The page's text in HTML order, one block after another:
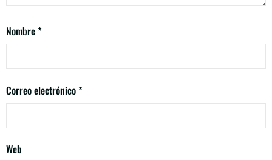
Nombre*
Correo electrónico*
Web